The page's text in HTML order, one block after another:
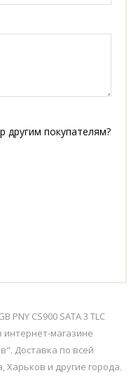
другим покупателям?
PNY CS900 SATA 3 TLC
интернет-магазине
Доставка по всей
Харьков и другие города.